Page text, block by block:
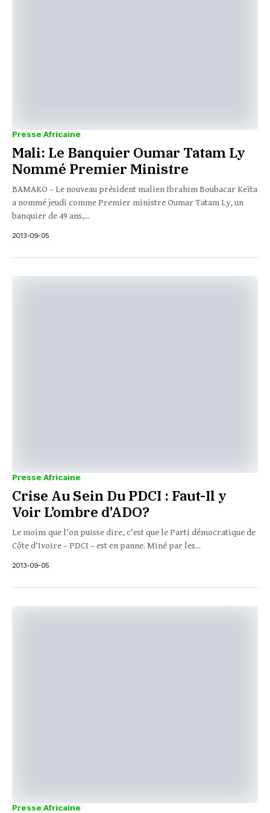
Presse Africaine
Mali: Le Banquier Oumar Tatam Ly
Nommé Premier Ministre
BAMAKO – Le nouveau président malien Ibrahim Boubacar Keïta
a nommé jeudi comme Premier ministre Oumar Tatam Ly, un
banquier de 49 ans,...
2013-09-05
Presse Africaine
Crise Au Sein Du PDCI : Faut-Il y
Voir L’ombre d’ADO?
Le moins que l’on puisse dire, c’est que le Parti démocratique de
Côte d’Ivoire – PDCI – est en panne. Miné par les...
2013-09-05
Presse Africaine